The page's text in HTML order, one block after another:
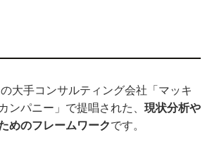
大手コンサルティング会社「マッキ
ンパニー」で提唱された、 現状分析や
めのフレームワークです。